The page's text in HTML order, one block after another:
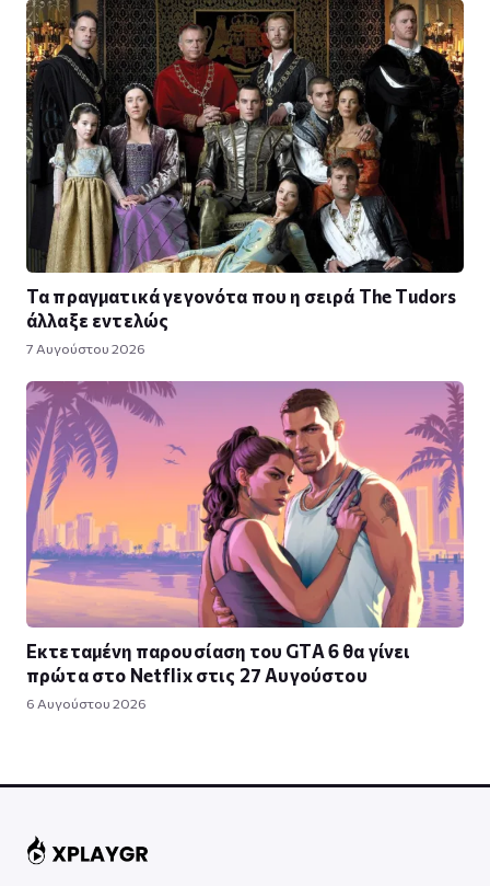
Τα πραγματικά γεγονότα που η σειρά The Tudors
άλλαξε εντελώς
7 Αυγούστου 2026
Εκτεταμένη παρουσίαση του GTA 6 θα γίνει
πρώτα στο Netflix στις 27 Αυγούστου
6 Αυγούστου 2026